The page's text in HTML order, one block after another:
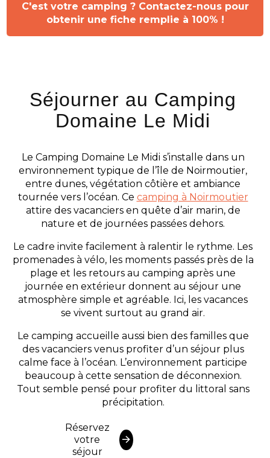
Séjourner au Camping
Domaine Le Midi
Le Camping Domaine Le Midi s’installe dans un
environnement typique de l’île de Noirmoutier,
entre dunes, végétation côtière et ambiance
tournée vers l’océan. Ce camping à Noirmoutier
attire des vacanciers en quête d’air marin, de
nature et de journées passées dehors.
Le cadre invite facilement à ralentir le rythme. Les
promenades à vélo, les moments passés près de la
plage et les retours au camping après une
journée en extérieur donnent au séjour une
atmosphère simple et agréable. Ici, les vacances
se vivent surtout au grand air.
Le camping accueille aussi bien des familles que
des vacanciers venus profiter d’un séjour plus
calme face à l’océan. L’environnement participe
beaucoup à cette sensation de déconnexion.
Tout semble pensé pour profiter du littoral sans
précipitation.
Réservez
votre
séjour
C'est votre camping ? Contactez-nous pour
obtenir une fiche remplie à 100% !